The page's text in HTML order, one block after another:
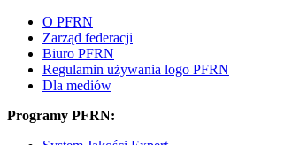
O PFRN
Zarząd federacji
Biuro PFRN
Regulamin używania logo PFRN
Dla mediów
Programy PFRN: